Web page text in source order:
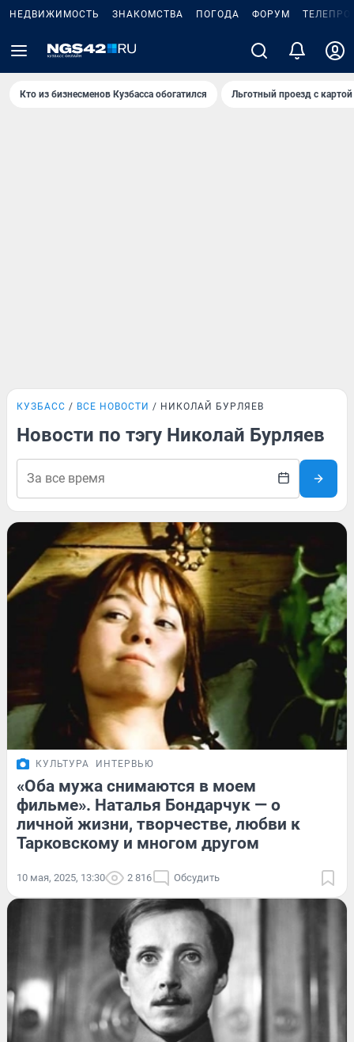
НЕДВИЖИМОСТЬ ЗНАКОМСТВА ПОГОДА ФОРУМ
Кто из бизнесменов Кузбасса обогатился Льготный проезд с
КУЗБАСС ВСЕ НОВОСТИ НИКОЛАЙ БУРЛЯЕВ
Новости по тэгу Николай Бурляев
КУЛЬТУРА ИНТЕРВЬЮ
«Оба мужа снимаются в моем
фильме». Наталья Бондарчук — о
личной жизни, творчестве, любви к
Тарковскому и многом другом
10 мая, 2025, 13:30 2 816 Обсудить